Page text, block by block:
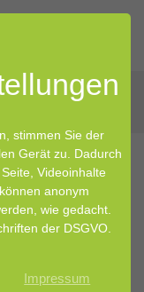
stimmen Sie der
Gerät zu. Dadurch
Videoinhalte
anonym
wie gedacht.
der DSGVO.
Impressum